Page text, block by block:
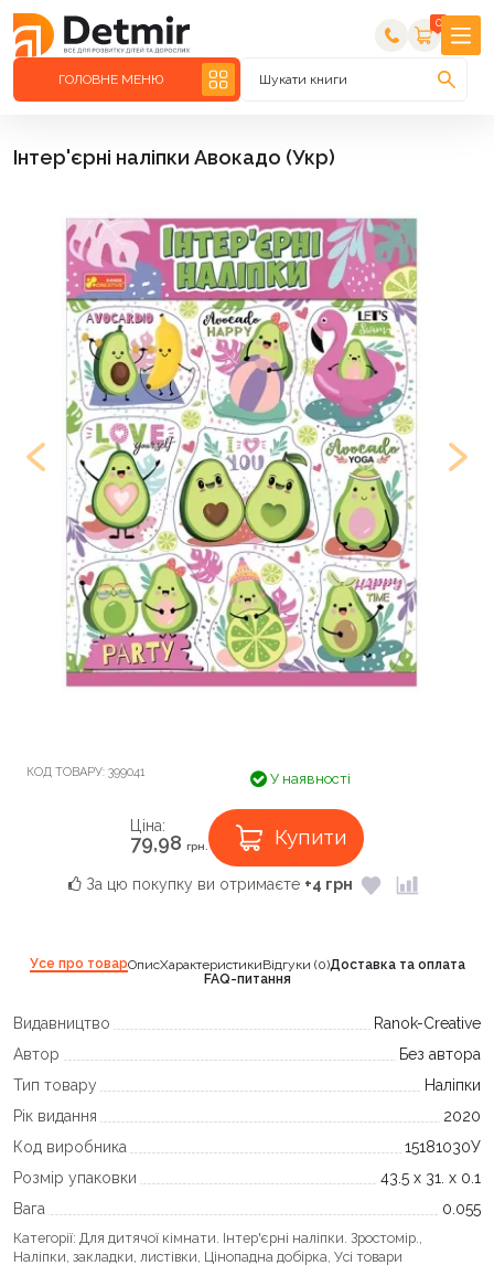
0
ГОЛОВНЕ МЕНЮ Шукати книги
Інтер'єрні наліпки Авокадо (Укр)
КОД ТОВАРУ: 399041 У наявності
Ціна:
79,98 грн. Купити
За цю покупку ви отримаєте +4 грн
Усе про товарОписХарактеристикиВідгуки (0)Доставка та оплата
FAQ-питання
Видавництво
Ranok-Creative
Автор
Без автора
Тип товару
Наліпки
Рік видання
2020
Код виробника
15181030У
Розмір упаковки
43.5 х 31. х 0.1
Вага
0.055
Категорії: Для дитячої кімнати. Інтер'єрні наліпки. Зростомір.
Наліпки, закладки, листівки Цінопадна добірка Усі товари